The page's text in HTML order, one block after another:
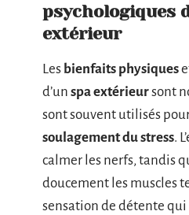
psychologiques
extérieur
Les bienfaits physiques
d’un spa extérieursont
sont souvent utilisés
soulagement du stress.
calmer les nerfs, tandis
doucement les muscles
sensation de détente